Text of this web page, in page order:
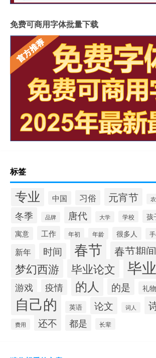
免费可商用字体批量下载
标签
专业 中国 习俗 元宵节
冬季 品牌 唐代 大学 学校 孩
寓意 工作 年初 年龄 很多人
新年 时间 春节 春节期间
梦幻西游 毕业论文 毕
游戏 疫情 的人 的是 礼物
自己的 英语 论文 词人
费用 还不 都是 长辈